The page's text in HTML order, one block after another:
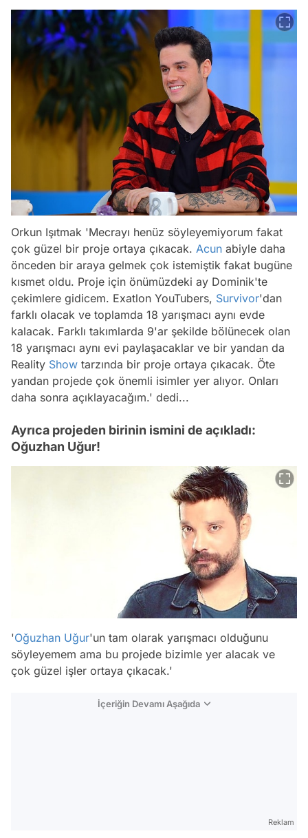
Orkun Işıtmak 'Mecrayı henüz söyleyemiyorum fakat
çok güzel bir proje ortaya çıkacak. Acun abiyle daha
önceden bir araya gelmek çok istemiştik fakat bugüne
kısmet oldu. Proje için önümüzdeki ay Dominik'te
çekimlere gidicem. Exatlon YouTubers, Survivor'dan
farklı olacak ve toplamda 18 yarışmacı aynı evde
kalacak. Farklı takımlarda 9'ar şekilde bölünecek olan
18 yarışmacı aynı evi paylaşacaklar ve bir yandan da
Reality Show tarzında bir proje ortaya çıkacak. Öte
yandan projede çok önemli isimler yer alıyor. Onları
daha sonra açıklayacağım.' dedi...
Ayrıca projeden birinin ismini de açıkladı:
Oğuzhan Uğur!
'Oğuzhan Uğur'un tam olarak yarışmacı olduğunu
söyleyemem ama bu projede bizimle yer alacak ve
çok güzel işler ortaya çıkacak.'
İçeriğin Devamı Aşağıda
Reklam